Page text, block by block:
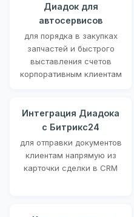
Диадок для
автосервисов
для порядка в закупках
запчастей и быстрого
выставления счетов
корпоративным клиентам
Интеграция Диадока
с Битрикс24
для отправки документов
клиентам напрямую из
карточки сделки в CRM